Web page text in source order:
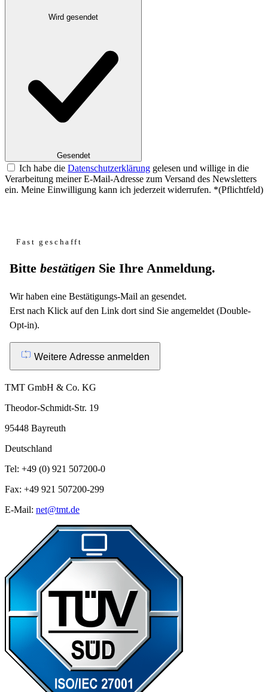
Gesendet
Ich habe die Datenschutzerklärung gelesen und willige in die
Verarbeitung meiner E-Mail-Adresse zum Versand des Newsletters
ein. Meine Einwilligung kann ich jederzeit widerrufen. *(Pflichtfeld)
Fast geschafft
Bitte bestätigen Sie Ihre Anmeldung.
Wir haben eine Bestätigungs-Mail an gesendet.
Erst nach Klick auf den Link dort sind Sie angemeldet (Double-
Opt-in).
Weitere Adresse anmelden
TMT GmbH & Co. KG
Theodor-Schmidt-Str. 19
95448 Bayreuth
Deutschland
Tel: +49 (0) 921 507200-0
Fax: +49 921 507200-299
E-Mail: net@tmt.de